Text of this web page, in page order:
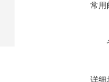
常用
详细